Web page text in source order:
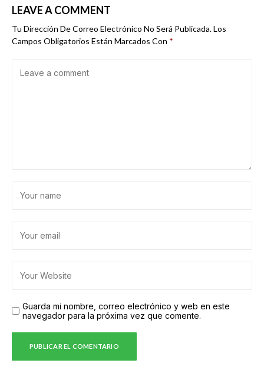
LEAVE A COMMENT
Tu Dirección De Correo Electrónico No Será Publicada.Los
Campos Obligatorios Están Marcados Con *
Guarda mi nombre, correo electrónico y web en este
navegador para la próxima vez que comente.